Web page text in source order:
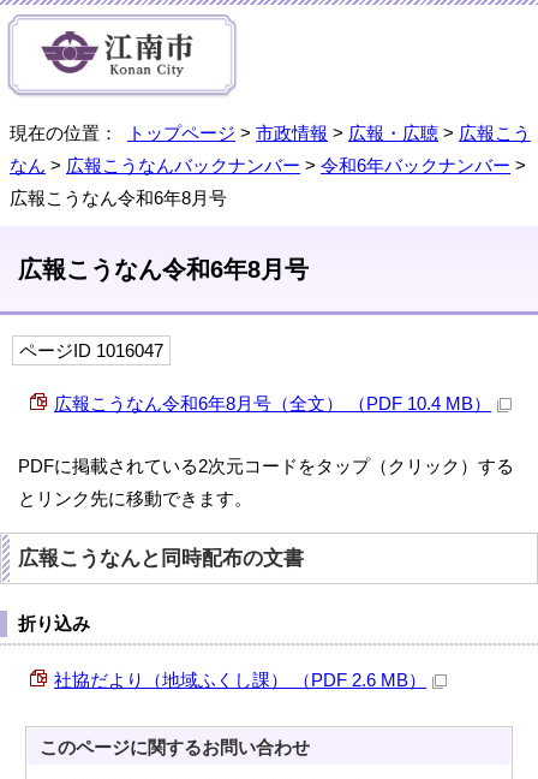
現在の位置： トップページ > 市政情報 > 広報・広聴 > 広報こう
なん > 広報こうなんバックナンバー > 令和6年バックナンバー >
広報こうなん令和6年8月号
広報こうなん令和6年8月号
ページID 1016047
広報こうなん令和6年8月号（全文） （PDF 10.4 MB）
PDFに掲載されている2次元コードをタップ（クリック）する
とリンク先に移動できます。
広報こうなんと同時配布の文書
折り込み
社協だより（地域ふくし課） （PDF 2.6 MB）
このページに関するお問い合わせ